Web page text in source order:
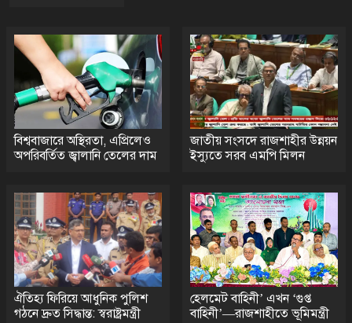
Allyspin Casino Marks 21
Milestones in 2026 with Fresh
Games, Revamped Bonuses
and Mobile Upgrades
75 Moves That Turned the
Top 9 Reasons to Choose
Eth Gambling Sites for Your
Next Gaming Adventure
বিশ্ববাজারে অস্থিরতা, এপ্রিলেও
অপরিবর্তিত জ্বালানি তেলের দাম
জাতীয় সংসদে রাজশাহীর উন্নয়ন
ইস্যুতে সরব এমপি মিলন
ঐতিহ্য ফিরিয়ে আধুনিক পুলিশ
গঠনে দ্রুত সিদ্ধান্ত: স্বরাষ্ট্রমন্ত্রী
হেলমেট বাহিনী’ এখন ‘গুপ্ত
বাহিনী’—রাজশাহীতে ভূমিমন্ত্রী